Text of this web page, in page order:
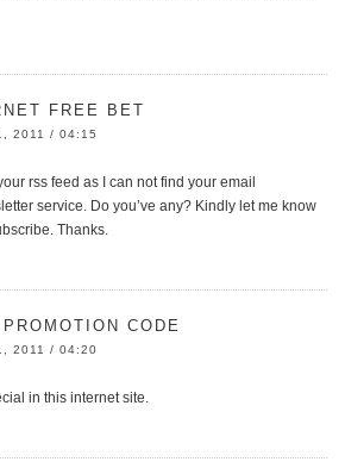
FREE BET
2011 / 04:15
rss feed as I can not find your email
service. Do you’ve any? Kindly let me know
Thanks.
CODE
2011 / 04:20
in this internet site.